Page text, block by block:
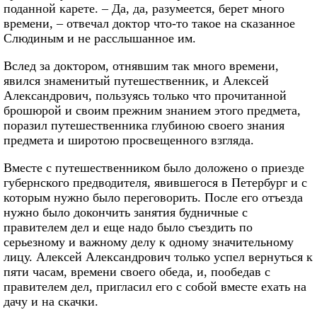
поданной карете. – Да, да, разумеется, берет много
времени, – отвечал доктор что-то такое на сказанное
Слюдиным и не расслышанное им.
Вслед за доктором, отнявшим так много времени,
явился знаменитый путешественник, и Алексей
Александрович, пользуясь только что прочитанной
брошюрой и своим прежним знанием этого предмета,
поразил путешественника глубиною своего знания
предмета и широтою просвещенного взгляда.
Вместе с путешественником было доложено о приезде
губернского предводителя, явившегося в Петербург и с
которым нужно было переговорить. После его отъезда
нужно было докончить занятия будничные с
правителем дел и еще надо было съездить по
серьезному и важному делу к одному значительному
лицу. Алексей Александрович только успел вернуться к
пяти часам, времени своего обеда, и, пообедав с
правителем дел, пригласил его с собой вместе ехать на
дачу и на скачки.